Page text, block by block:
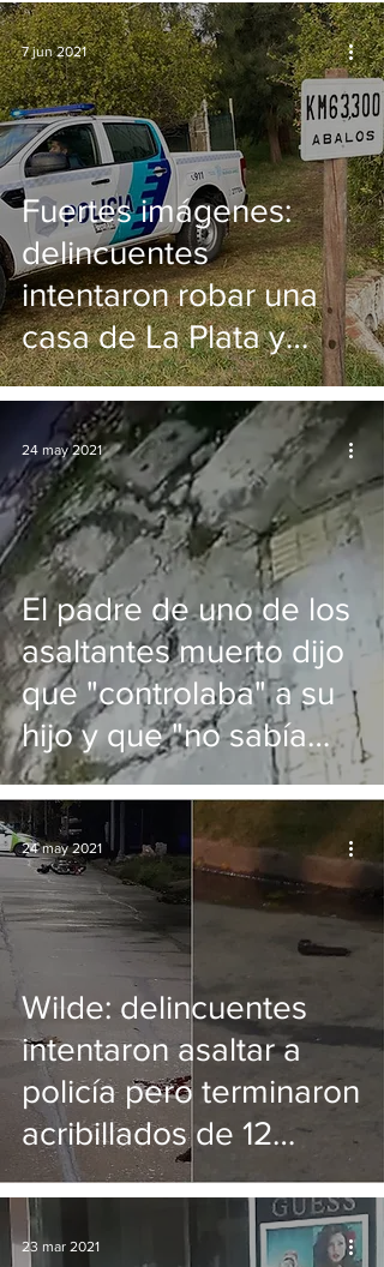
Fuertes imágenes:
delincuentes
intentaron robar una
casa de La Plata y
terminaron
masacrados
7 jun 2021
El padre de uno de los
asaltantes muerto dijo
que "controlaba" a su
hijo y que "no sabía
que robaba"
24 may 2021
Wilde: delincuentes
intentaron asaltar a
policía pero terminaron
acribillados de 12
disparos
24 may 2021
23 mar 2021